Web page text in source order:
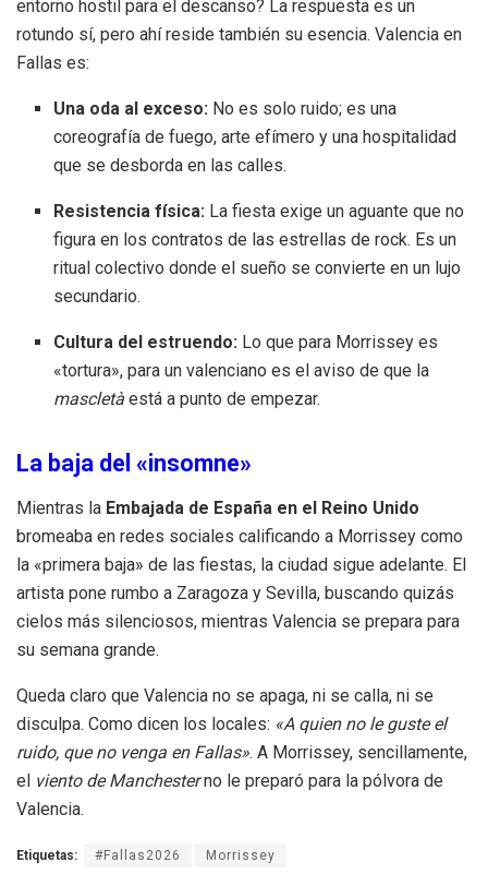
entorno hostil para el descanso? La respuesta es un
rotundo sí, pero ahí reside también su esencia. Valencia en
Fallas es:
Una oda al exceso: No es solo ruido; es una
coreografía de fuego, arte efímero y una hospitalidad
que se desborda en las calles.
Resistencia física: La fiesta exige un aguante que no
figura en los contratos de las estrellas de rock. Es un
ritual colectivo donde el sueño se convierte en un lujo
secundario.
Cultura del estruendo: Lo que para Morrissey es
«tortura», para un valenciano es el aviso de que la
mascletà está a punto de empezar.
La baja del «insomne»
Mientras la Embajada de España en el Reino Unido
bromeaba en redes sociales calificando a Morrissey como
la «primera baja» de las fiestas, la ciudad sigue adelante. El
artista pone rumbo a Zaragoza y Sevilla, buscando quizás
cielos más silenciosos, mientras Valencia se prepara para
su semana grande.
Queda claro que Valencia no se apaga, ni se calla, ni se
disculpa. Como dicen los locales: «A quien no le guste el
ruido, que no venga en Fallas». A Morrissey, sencillamente,
el viento de Manchesterno le preparó para la pólvora de
Valencia.
Etiquetas: #Fallas2026 Morrissey